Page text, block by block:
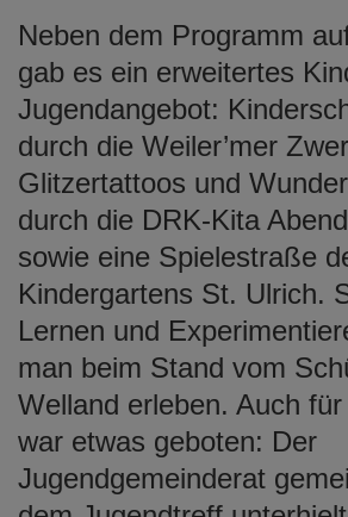
Neben dem Programm
gab es ein erweitertes
Jugendangebot:
durch die Weiler’mer
Glitzertattoos und
durch die DRK-Kita
sowie eine Spielestraße
Kindergartens St. Ulrich.
Lernen und
man beim Stand vom
Welland erleben. Auch
war etwas geboten: Der
Jugendgemeinderat